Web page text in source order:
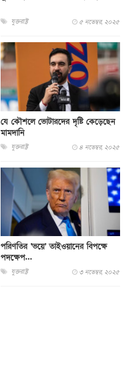
যুক্তরাষ্ট্র ৫ নভেম্বর, ২০২৫
যে কৌশলে ভোটারদের দৃষ্টি কেড়েছেন
মামদানি
যুক্তরাষ্ট্র ৪ নভেম্বর, ২০২৫
পরিণতির ‘ভয়ে’ তাইওয়ানের বিপক্ষে
পদক্ষেপ...
যুক্তরাষ্ট্র ৩ নভেম্বর, ২০২৫